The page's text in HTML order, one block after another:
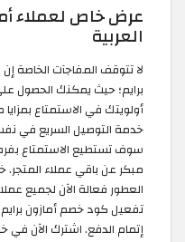
عرض خاص لعملاء
العربية
لا تتوقف المفاجآت الخاصة
برايم؛ حيث يمكنك الحصول
أولويتك في الاستمتاع
خدمة التوصيل السريع في
سوف تستطيع الاستمتاع
مبكر عن باقي عملاء المتجر.
العطور فعالة الآن لجميع
تفعيل كود خصم أمازون
إتمام الدفع. اشترك الآن في